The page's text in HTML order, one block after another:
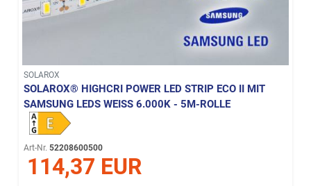
SOLAROX
SOLAROX® HIGHCRI POWER LED STRIP ECO II MIT
SAMSUNG LEDS WEISS 6.000K - 5M-ROLLE
Art-Nr. 52208600500
114,37 EUR